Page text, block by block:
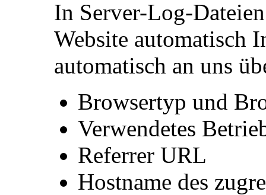
In Server-Log-
Website automatisch
automatisch an uns
Browsertyp und
Verwendetes
Referrer URL
Hostname des